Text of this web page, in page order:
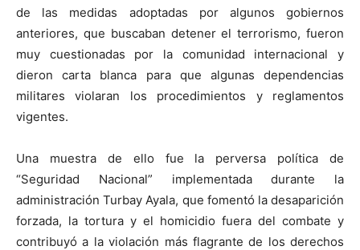
de las medidas adoptadas por algunos gobiernos
anteriores, que buscaban detener el terrorismo, fueron
muy cuestionadas por la comunidad internacional y
dieron carta blanca para que algunas dependencias
militares violaran los procedimientos y reglamentos
vigentes.
Una muestra de ello fue la perversa política de
“Seguridad Nacional” implementada durante la
administración Turbay Ayala, que fomentó la desaparición
forzada, la tortura y el homicidio fuera del combate y
contribuyó a la violación más flagrante de los derechos